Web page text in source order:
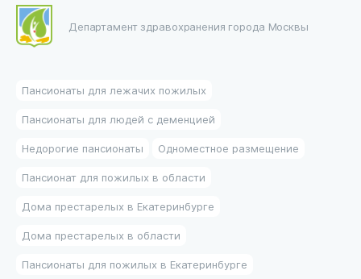
Департамент здравохранения города Москвы
Пансионаты для лежачих пожилых
Пансионаты для людей с деменцией
Недорогие пансионаты Одноместное размещение
Пансионат для пожилых в области
Дома престарелых в Екатеринбурге
Дома престарелых в области
Пансионаты для пожилых в Екатеринбурге